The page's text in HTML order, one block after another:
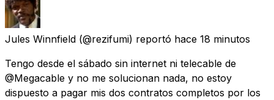
Jules Winnfield (@rezifumi) reportó hace 18 minutos
Tengo desde el sábado sin internet ni telecable de
@Megacable y no me solucionan nada, no estoy
dispuesto a pagar mis dos contratos completos por los